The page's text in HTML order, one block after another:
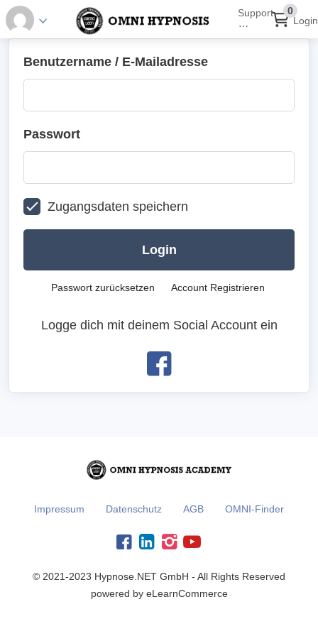
Support
⋯
0
Login
Benutzername / E-Mailadresse
Passwort
Zugangsdaten speichern
Login
Passwort zurücksetzen Account Registrieren
Logge dich mit deinem Social Account ein
Impressum Datenschutz AGB OMNI-Finder
© 2021-2023 Hypnose.NET GmbH - All Rights Reserved
powered by eLearnCommerce